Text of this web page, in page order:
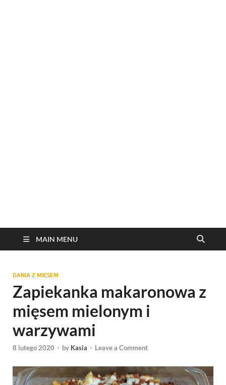
MAIN MENU
DANIA Z MIĘSEM
Zapiekanka makaronowa z
mięsem mielonym i
warzywami
8 lutego 2020 - by Kasia - Leave a Comment